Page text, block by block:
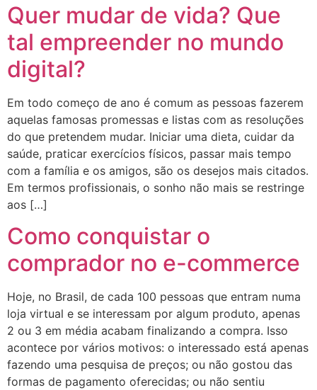
Quer mudar de vida? Que
tal empreender no mundo
digital?
Em todo começo de ano é comum as pessoas fazerem
aquelas famosas promessas e listas com as resoluções
do que pretendem mudar. Iniciar uma dieta, cuidar da
saúde, praticar exercícios físicos, passar mais tempo
com a família e os amigos, são os desejos mais citados.
Em termos profissionais, o sonho não mais se restringe
aos […]
Como conquistar o
comprador no e-commerce
Hoje, no Brasil, de cada 100 pessoas que entram numa
loja virtual e se interessam por algum produto, apenas
2 ou 3 em média acabam finalizando a compra. Isso
acontece por vários motivos: o interessado está apenas
fazendo uma pesquisa de preços; ou não gostou das
formas de pagamento oferecidas; ou não sentiu